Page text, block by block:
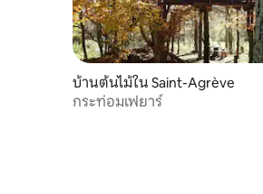
บ้านต้นไม้ใน Saint-Agrève
กระท่อมเฟยาร์